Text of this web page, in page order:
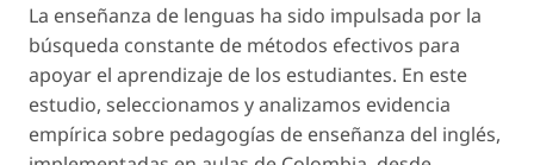
La enseñanza de lenguas ha sido impulsada por la
búsqueda constante de métodos efectivos para
apoyar el aprendizaje de los estudiantes. En este
estudio, seleccionamos y analizamos evidencia
empírica sobre pedagogías de enseñanza del inglés,